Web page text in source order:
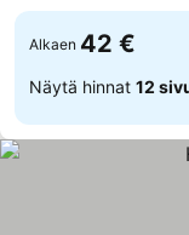
Alkaen 42 €
Näytä hinnat 12